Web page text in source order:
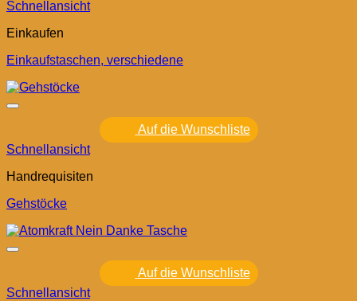
Schnellansicht
Einkaufen
Einkaufstaschen, verschiedene
Auf die Wunschliste
Schnellansicht
Handrequisiten
Gehstöcke
Auf die Wunschliste
Schnellansicht